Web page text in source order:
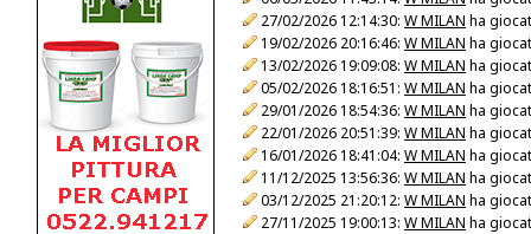
27/02/2026 12:14:30: W MILAN ha
19/02/2026 20:16:46: W MILAN ha
13/02/2026 19:09:08: W MILAN ha
05/02/2026 18:16:51: W MILAN ha
29/01/2026 18:54:36: W MILAN ha
22/01/2026 20:51:39: W MILAN ha
16/01/2026 18:41:04: W MILAN ha
11/12/2025 13:56:36: W MILAN ha
03/12/2025 21:20:12: W MILAN ha
27/11/2025 19:00:13: W MILAN ha